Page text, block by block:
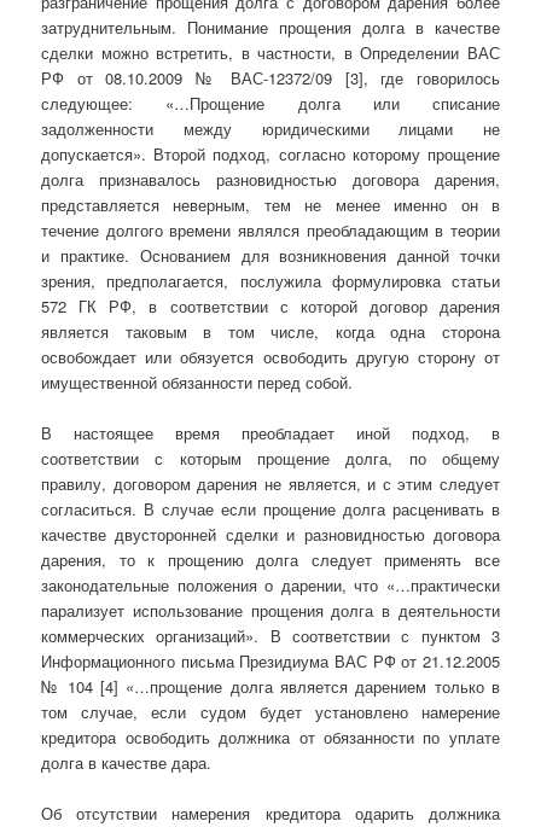
затруднительным. Понимание прощения долга в качестве
сделки можно встретить, в частности, в Определении ВАС
РФ от 08.10.2009 № ВАС-12372/09 [3], где говорилось
следующее: «…Прощение долга или списание
задолженности между юридическими лицами не
допускается». Второй подход, согласно которому прощение
долга признавалось разновидностью договора дарения,
представляется неверным, тем не менее именно он в
течение долгого времени являлся преобладающим в теории
и практике. Основанием для возникновения данной точки
зрения, предполагается, послужила формулировка статьи
572 ГК РФ, в соответствии с которой договор дарения
является таковым в том числе, когда одна сторона
освобождает или обязуется освободить другую сторону от
имущественной обязанности перед собой.
В настоящее время преобладает иной подход, в
соответствии с которым прощение долга, по общему
правилу, договором дарения не является, и с этим следует
согласиться. В случае если прощение долга расценивать в
качестве двусторонней сделки и разновидностью договора
дарения, то к прощению долга следует применять все
законодательные положения о дарении, что «…практически
парализует использование прощения долга в деятельности
коммерческих организаций». В соответствии с пунктом 3
Информационного письма Президиума ВАС РФ от 21.12.2005
№ 104 [4] «…прощение долга является дарением только в
том случае, если судом будет установлено намерение
кредитора освободить должника от обязанности по уплате
долга в качестве дара.
Об отсутствии намерения кредитора одарить должника